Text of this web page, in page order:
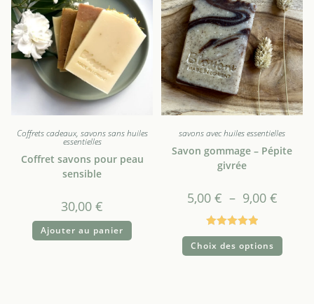
Coffrets cadeaux, savons sans huiles
essentielles
Coffret savons pour peau
sensible
30,00 €
Ajouter au panier
savons avec huiles essentielles
Savon gommage – Pépite
givrée
5,00 € – 9,00 €
Note5.00
sur 5
Choix des options